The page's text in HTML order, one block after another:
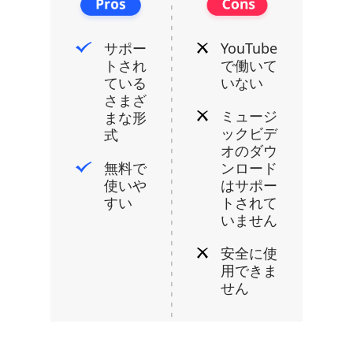
サポー
トされ
ている
さまざ
まな形
式
無料で
使いや
すい
YouTube
で働いて
いない
ミュージ
ックビデ
オのダウ
ンロード
はサポー
トされて
いません
安全に使
用できま
せん